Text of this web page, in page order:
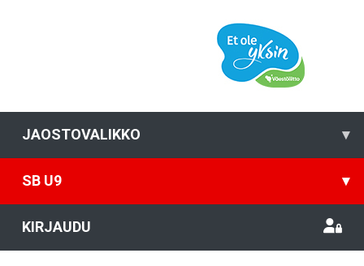
JAOSTOVALIKKO ▾
SB U9 ▾
KIRJAUDU